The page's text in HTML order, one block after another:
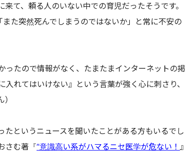
て、頼る人のいない中での育児だったそうです。
た突然死んでしまうのではないか」と常に不安の
ったので情報がなく、たまたまインターネットの掲
れてはいけない』という言葉が強く心に刺さり、
というニュースを聞いたことがある方もいるでし
さむ著『”意識高い系がハマるニセ医学が危ない！ 』